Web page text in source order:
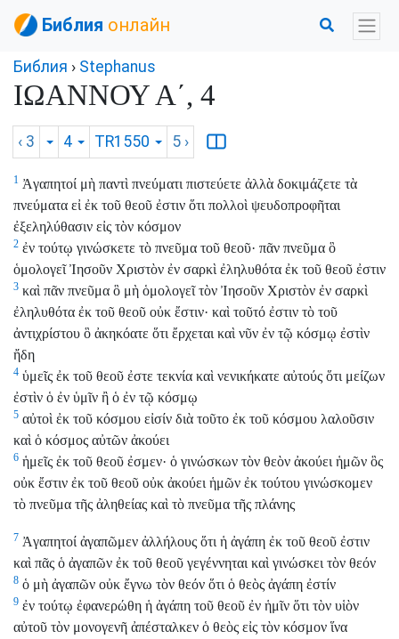
Библия онлайн
Библия › Stephanus
ΙΩΑΝΝΟΥ Α΄, 4
‹ 3 4 TR1550 5 ›
1 Ἀγαπητοί μὴ παντὶ πνεύματι πιστεύετε ἀλλὰ δοκιμάζετε τὰ
πνεύματα εἰ ἐκ τοῦ θεοῦ ἐστιν ὅτι πολλοὶ ψευδοπροφῆται
ἐξεληλύθασιν εἰς τὸν κόσμον
2 ἐν τούτῳ γινώσκετε τὸ πνεῦμα τοῦ θεοῦ· πᾶν πνεῦμα ὃ
ὁμολογεῖ Ἰησοῦν Χριστὸν ἐν σαρκὶ ἐληλυθότα ἐκ τοῦ θεοῦ ἐστιν
3 καὶ πᾶν πνεῦμα ὃ μὴ ὁμολογεῖ τὸν Ἰησοῦν Χριστὸν ἐν σαρκὶ
ἐληλυθότα ἐκ τοῦ θεοῦ οὐκ ἔστιν· καὶ τοῦτό ἐστιν τὸ τοῦ
ἀντιχρίστου ὃ ἀκηκόατε ὅτι ἔρχεται καὶ νῦν ἐν τῷ κόσμῳ ἐστὶν
ἤδη
4 ὑμεῖς ἐκ τοῦ θεοῦ ἐστε τεκνία καὶ νενικήκατε αὐτούς ὅτι μείζων
ἐστὶν ὁ ἐν ὑμῖν ἢ ὁ ἐν τῷ κόσμῳ
5 αὐτοὶ ἐκ τοῦ κόσμου εἰσίν διὰ τοῦτο ἐκ τοῦ κόσμου λαλοῦσιν
καὶ ὁ κόσμος αὐτῶν ἀκούει
6 ἡμεῖς ἐκ τοῦ θεοῦ ἐσμεν· ὁ γινώσκων τὸν θεὸν ἀκούει ἡμῶν ὃς
οὐκ ἔστιν ἐκ τοῦ θεοῦ οὐκ ἀκούει ἡμῶν ἐκ τούτου γινώσκομεν
τὸ πνεῦμα τῆς ἀληθείας καὶ τὸ πνεῦμα τῆς πλάνης
7 Ἀγαπητοί ἀγαπῶμεν ἀλλήλους ὅτι ἡ ἀγάπη ἐκ τοῦ θεοῦ ἐστιν
καὶ πᾶς ὁ ἀγαπῶν ἐκ τοῦ θεοῦ γεγέννηται καὶ γινώσκει τὸν θεόν
8 ὁ μὴ ἀγαπῶν οὐκ ἔγνω τὸν θεόν ὅτι ὁ θεὸς ἀγάπη ἐστίν
9 ἐν τούτῳ ἐφανερώθη ἡ ἀγάπη τοῦ θεοῦ ἐν ἡμῖν ὅτι τὸν υἱὸν
αὐτοῦ τὸν μονογενῆ ἀπέσταλκεν ὁ θεὸς εἰς τὸν κόσμον ἵνα